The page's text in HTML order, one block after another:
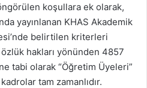
koşullara ek olarak,
yayınlanan KHAS Akademik
belirtilen kriterleri
hakları yönünden 4857
tabi olarak “Öğretim Üyeleri”
tam zamanlıdır.